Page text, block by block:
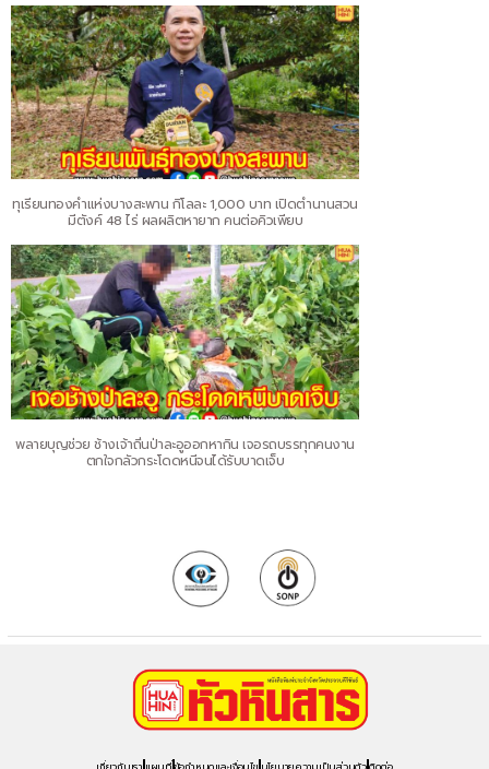
ทุเรียนทองคำแห่งบางสะพาน กิโลละ 1,000 บาท เปิดตำนานสวน
มีตังค์ 48 ไร่ ผลผลิตหายาก คนต่อคิวเพียบ
พลายบุญช่วย ช้างเจ้าถิ่นป่าละอูออกหากิน เจอรถบรรทุกคนงาน
ตกใจกลัวกระโดดหนีจนได้รับบาดเจ็บ